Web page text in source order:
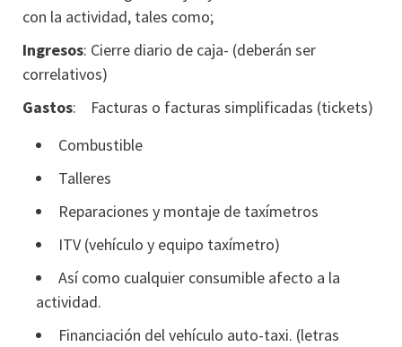
con la actividad, tales como;
Ingresos: Cierre diario de caja- (deberán ser
correlativos)
Gastos: Facturas o facturas simplificadas (tickets)
Combustible
Talleres
Reparaciones y montaje de taxímetros
ITV (vehículo y equipo taxímetro)
Así como cualquier consumible afecto a la
actividad.
Financiación del vehículo auto-taxi. (letras